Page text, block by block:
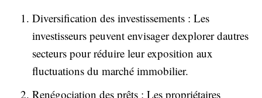
Diversification des investissements : Les
investisseurs peuvent envisager dexplorer dautres
secteurs pour réduire leur exposition aux
fluctuations du marché immobilier.
Renégociation des prêts : Les propriétaires